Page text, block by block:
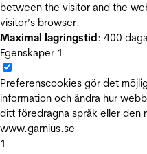
between the visitor and the
visitor’s browser.
Maximal lagringstid: 400
Egenskaper 1
Preferenscookies gör det
information och ändra hur
ditt föredragna språk eller den
www.garnius.se
1